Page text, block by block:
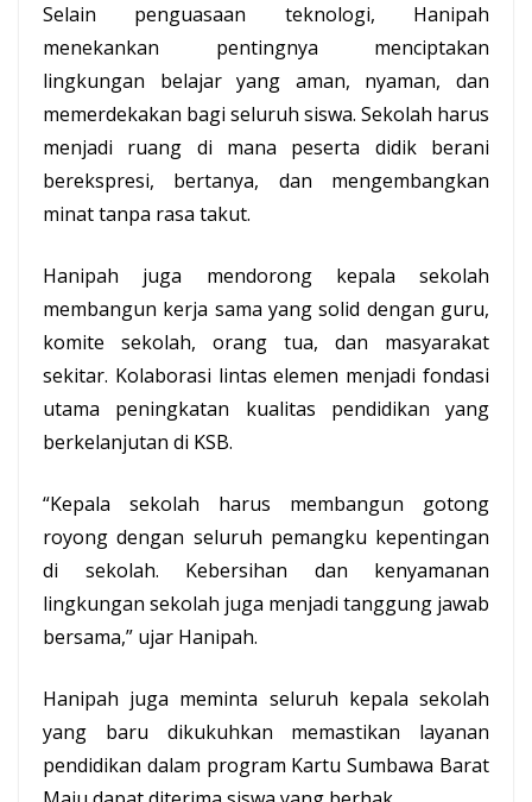
Selain penguasaan teknologi, Hanipah
menekankan pentingnya menciptakan
lingkungan belajar yang aman, nyaman, dan
memerdekakan bagi seluruh siswa. Sekolah harus
menjadi ruang di mana peserta didik berani
berekspresi, bertanya, dan mengembangkan
minat tanpa rasa takut.
Hanipah juga mendorong kepala sekolah
membangun kerja sama yang solid dengan guru,
komite sekolah, orang tua, dan masyarakat
sekitar. Kolaborasi lintas elemen menjadi fondasi
utama peningkatan kualitas pendidikan yang
berkelanjutan di KSB.
“Kepala sekolah harus membangun gotong
royong dengan seluruh pemangku kepentingan
di sekolah. Kebersihan dan kenyamanan
lingkungan sekolah juga menjadi tanggung jawab
bersama,” ujar Hanipah.
Hanipah juga meminta seluruh kepala sekolah
yang baru dikukuhkan memastikan layanan
pendidikan dalam program Kartu Sumbawa Barat